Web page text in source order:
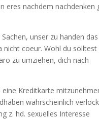
eres nachdem nachdenken
unser zu handen das
nicht coeur. Wohl du solltest
zu umziehen, dich nach
Kreditkarte
wahrscheinlich
z. hd. sexuelles Interesse